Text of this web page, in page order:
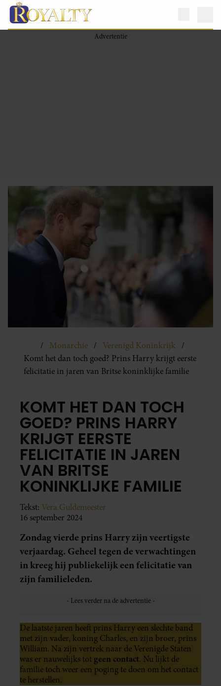
Monarchie
Verenigd Koninkrijk
Komt het dan toch goed? Prins Harry krijgt eerste
felicitatie in jaren van Britse koninklijke familie
KOMT HET DAN TOCH
GOED? PRINS HARRY
KRIJGT EERSTE
FELICITATIE IN JAREN
VAN BRITSE
KONINKLIJKE FAMILIE
Tekst: Vera Guldemeester
16 september 2024
Zondag vierde prins Harry zijn veertigste
verjaardag. Geheel tegen de verwachtingen
in kreeg hij publiekelijk een felicitatie van
zijn familieleden.
De laatste jaren heeft prins Harry een slechte band
met zijn vader, koning Charles, en zijn broer, prins
William. Na zijn vertrek naar de Verenigde Staten
was er nauwelijks tot geen contact. Nu lijkt de
familie toch weer een poging te doen om het contact
te herstellen.